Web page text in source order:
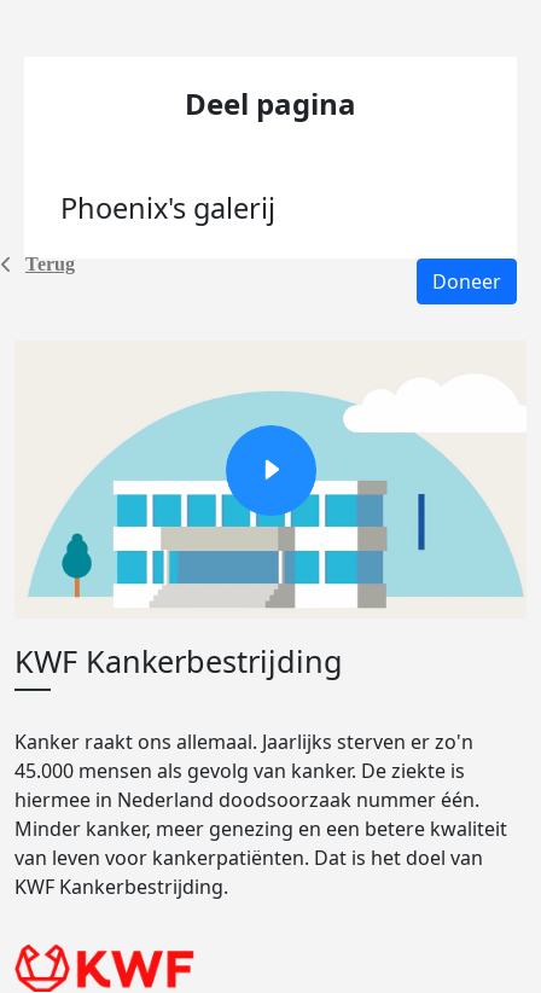
Terug
Deel pagina
Phoenix's galerij
Doneer
KWF Kankerbestrijding
Kanker raakt ons allemaal. Jaarlijks sterven er zo'n
45.000 mensen als gevolg van kanker. De ziekte is
hiermee in Nederland doodsoorzaak nummer één.
Minder kanker, meer genezing en een betere kwaliteit
van leven voor kankerpatiënten. Dat is het doel van
KWF Kankerbestrijding.